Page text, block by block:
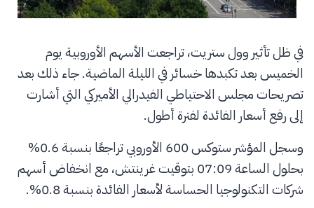
في ظل تأثير وول ستريت، تراجعت الأسهم الأوروبية يوم
الخميس بعد تكبدها خسائر في الليلة الماضية. جاء ذلك بعد
تصريحات مجلس الاحتياطي الفيدرالي الأميركي التي أشارت
إلى رفع أسعار الفائدة لفترة أطول.
وسجل المؤشر ستوكس 600 الأوروبي تراجعًا بنسبة 0.6%
بحلول الساعة 07:09 بتوقيت غرينتش، مع انخفاض أسهم
شركات التكنولوجيا الحساسة لأسعار الفائدة بنسبة 0.8%.